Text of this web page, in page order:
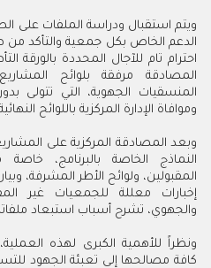
ويتم استقبال ودراسة الملفات على
الدعم الخاص بكل جمعية والتأكد من
احترام تام للآجال المحددة بالورقة
المصادقة مرفقة بلوائح
المنسقيات الجهوية، التي تتولى
وموافاة الإدارة المركزية باللوائح
وبعد المصادقة المركزية على
النماذج الخاصة بالبرنامج،
المقبولين، ولوائح الأطر المشرفة،
إخبارات معللة للجمعيات غير
والجهوي، تشرح أسباب استبعاد
ونظراً للأهمية الكبرى لهذه
كافة مصالحها إلى تعبئة الجهود